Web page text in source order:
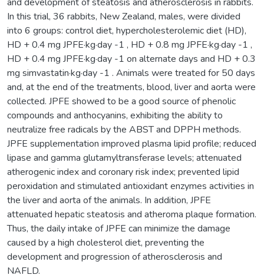
In this trial, 36 rabbits, New Zealand, males, were divided
into 6 groups: control diet, hypercholesterolemic diet (HD),
HD + 0.4 mg JPFE·kg·day -1 , HD + 0.8 mg JPFE·kg·day -1 ,
HD + 0.4 mg JPFE·kg·day -1 on alternate days and HD + 0.3
mg simvastatin·kg·day -1 . Animals were treated for 50 days
and, at the end of the treatments, blood, liver and aorta were
collected. JPFE showed to be a good source of phenolic
compounds and anthocyanins, exhibiting the ability to
neutralize free radicals by the ABST and DPPH methods.
JPFE supplementation improved plasma lipid profile; reduced
lipase and gamma glutamyltransferase levels; attenuated
atherogenic index and coronary risk index; prevented lipid
peroxidation and stimulated antioxidant enzymes activities in
the liver and aorta of the animals. In addition, JPFE
attenuated hepatic steatosis and atheroma plaque formation.
Thus, the daily intake of JPFE can minimize the damage
caused by a high cholesterol diet, preventing the
development and progression of atherosclerosis and
NAFLD.